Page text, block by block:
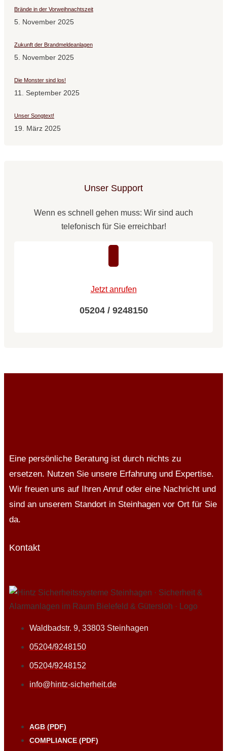
Brände in der Vorweihnachtszeit
5. November 2025
Zukunft der Brandmeldeanlagen
5. November 2025
Die Monster sind los!
11. September 2025
Unser Songtext!
19. März 2025
Unser Support
Wenn es schnell gehen muss: Wir sind auch
telefonisch für Sie erreichbar!
Jetzt anrufen
05204 / 9248150
Eine persönliche Beratung ist durch nichts zu
ersetzen. Nutzen Sie unsere Erfahrung und Expertise.
Wir freuen uns auf Ihren Anruf oder eine Nachricht und
sind an unserem Standort in Steinhagen vor Ort für Sie
da.
Kontakt
Waldbadstr. 9, 33803 Steinhagen
05204/9248150
05204/9248152
info@hintz-sicherheit.de
AGB (PDF)
COMPLIANCE (PDF)